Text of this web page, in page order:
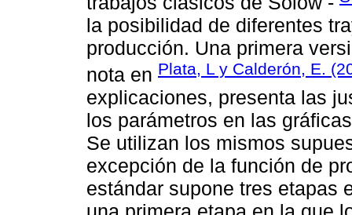
la posibilidad de diferentes
producción. Una primera
nota en Plata, L y Calderón, E.
explicaciones, presenta las
los parámetros en las
Se utilizan los mismos
excepción de la función de
estándar supone tres etapas